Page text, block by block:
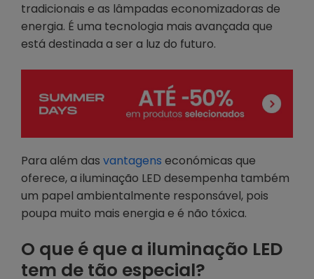
tradicionais e as lâmpadas economizadoras de
energia. É uma tecnologia mais avançada que
está destinada a ser a luz do futuro.
Para além das vantagens económicas que
oferece, a iluminação LED desempenha também
um papel ambientalmente responsável, pois
poupa muito mais energia e é não tóxica.
O que é que a iluminação LED
tem de tão especial?